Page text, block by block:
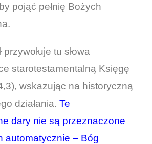
pojąć pełnię Bożych
przywołuje tu słowa
starotestamentalną Księgę
wskazując na historyczną
działania.Te
dary nie są przeznaczone
automatycznie – Bóg